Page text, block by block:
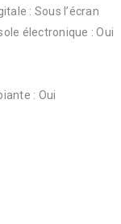
: Sous l’écran
électronique : Oui
: Oui